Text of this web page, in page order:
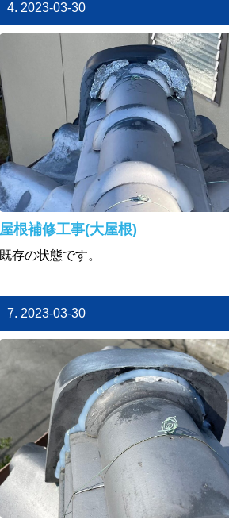
4. 2023-03-30
屋根補修工事(大屋根)
既存の状態です。
7. 2023-03-30